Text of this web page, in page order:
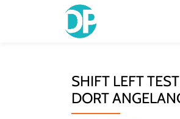
SHIFT LEFT
DORT